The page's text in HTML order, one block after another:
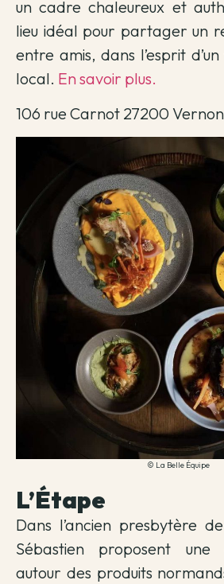
un cadre chaleureux et
lieu idéal pour partager un
entre amis, dans l’esprit
local. En savoir plus.
106 rue Carnot 27200 Vernon
© La Belle Équipe
L’Étape
Dans l’ancien presbytère
Sébastien proposent une
autour des produits